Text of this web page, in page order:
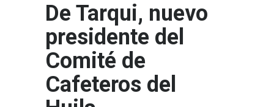
De Tarqui, nuevo
presidente del
Comité de
Cafeteros del